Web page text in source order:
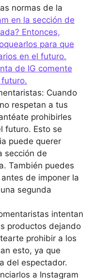
normas de la
en la sección de
Entonces,
para que
en el futuro.
de IG comente
Cuando
respetan a tus
prohibirles
futuro. Esto se
puede querer
sección de
También puedes
de imponer la
segunda
intentan
productos dejando
prohibir a los
esto, ya que
del espectador.
a Instagram